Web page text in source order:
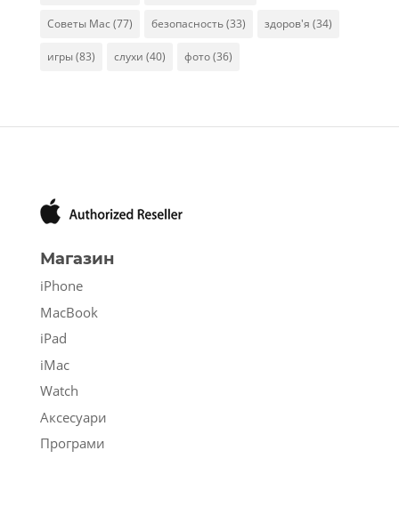
Советы Mac (77) безопасность(33) здоров'я (34)
игры(83) слухи (40) фото(36)
Магазин
iPhone
MacBook
iPad
iMac
Watch
Аксесуари
Програми